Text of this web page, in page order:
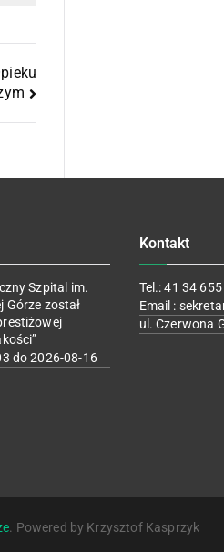
Szpital im.
Górze został
do 2026-08-16
Kontakt
Tel.: 41 34
Email :
ul. Czerwona
. Powered by Krzysztof Kasprzyk